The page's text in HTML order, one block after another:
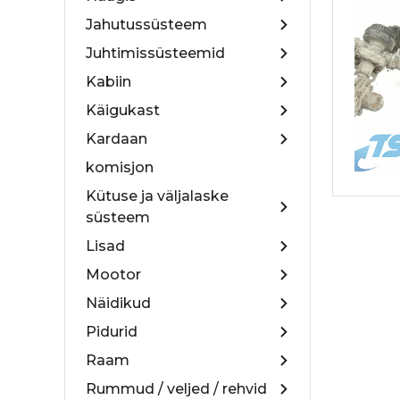
Jahutussüsteem
Juhtimissüsteemid
Kabiin
Käigukast
Kardaan
komisjon
Kütuse ja väljalaske
süsteem
Lisad
Mootor
Näidikud
Pidurid
Raam
Rummud / veljed / rehvid